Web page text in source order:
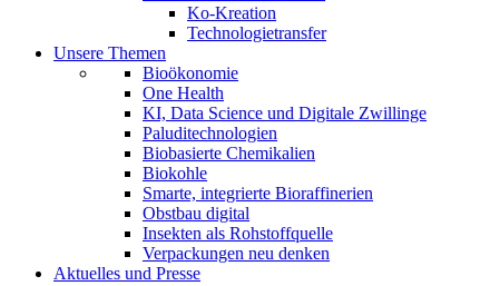
Ko-Kreation
Technologietransfer
Unsere Themen
Bioökonomie
One Health
KI, Data Science und Digitale Zwillinge
Paluditechnologien
Biobasierte Chemikalien
Biokohle
Smarte, integrierte Bioraffinerien
Obstbau digital
Insekten als Rohstoffquelle
Verpackungen neu denken
Aktuelles und Presse